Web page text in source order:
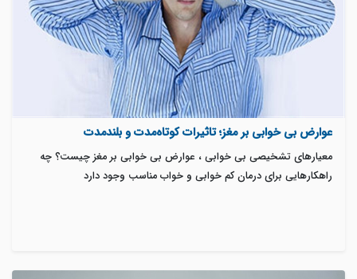
عوارض بی خوابی بر مغز؛ تاثیرات کوتاه‌مدت و بلندمدت
معیارهای تشخیصی بی خوابی ، عوارض بی خوابی بر مغز چیست؟ چه
راهکارهایی برای درمان کم خوابی و خواب مناسب وجود دارد